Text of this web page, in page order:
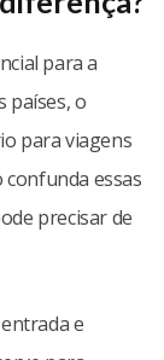
para a
países, o
para viagens
essas
precisar de
e